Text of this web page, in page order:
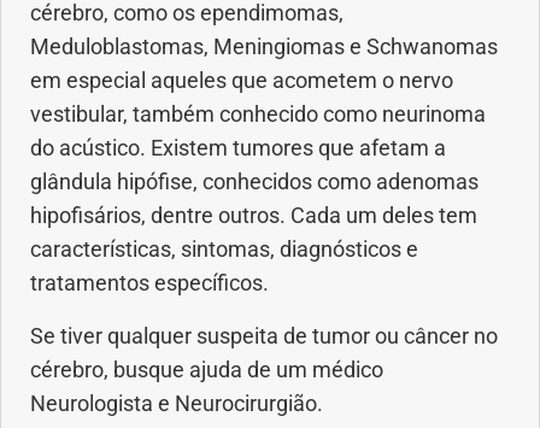
cérebro, como os ependimomas,
Meduloblastomas, Meningiomas e Schwanomas
em especial aqueles que acometem o nervo
vestibular, também conhecido como neurinoma
do acústico. Existem tumores que afetam a
glândula hipófise, conhecidos como adenomas
hipofisários, dentre outros. Cada um deles tem
características, sintomas, diagnósticos e
tratamentos específicos.
Se tiver qualquer suspeita de tumor ou câncer no
cérebro, busque ajuda de um médico
Neurologista e Neurocirurgião.